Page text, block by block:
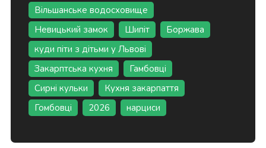
Вільшанське водосховище
Невицький замок
Шипіт
Боржава
куди піти з дітьми у Львові
Закарптська кухня
Гамбовці
Сирні кульки
Кухня закарпаття
Гомбовці
2026 нарциси